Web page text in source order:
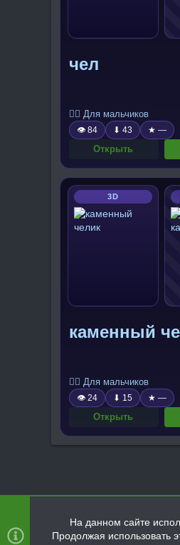
чел
🧍‍♂️ Для мальчиков
👁 84 ⬇ 43 ★ —
Открыть
3D
каменный
🧍‍♂️ Для мальчиков
👁 24 ⬇ 15 ★ —
Открыть
На данном сайте
Продолжая использовать